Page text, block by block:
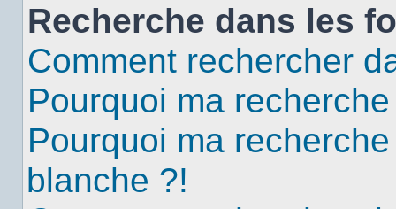
Recherche dans les
Comment rechercher
Pourquoi ma
Pourquoi ma
blanche ?!